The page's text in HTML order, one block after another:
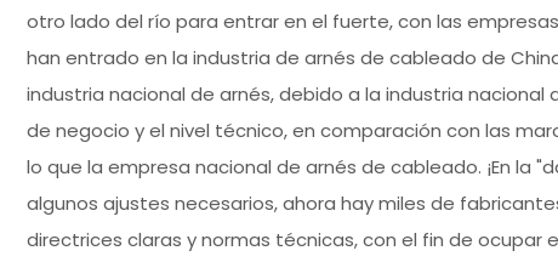
otro lado del río para entrar en el fuerte, con las
han entrado en la industria de arnés de cableado de
industria nacional de arnés, debido a la industria
de negocio y el nivel técnico, en comparación con las
lo que la empresa nacional de arnés de cableado. ¡En la
algunos ajustes necesarios, ahora hay miles de
directrices claras y normas técnicas, con el fin de